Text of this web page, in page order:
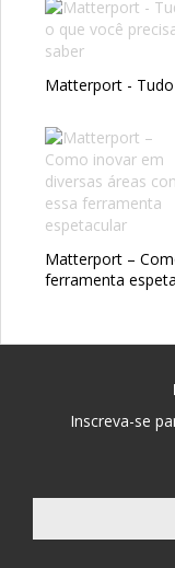
Matterport -
Matterport –
ferramenta
Inscreva-se